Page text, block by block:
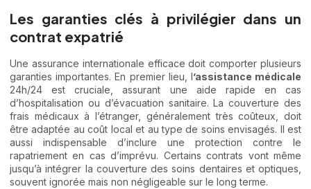
Les garanties clés à privilégier dans un
contrat expatrié
Une assurance internationale efficace doit comporter plusieurs
garanties importantes. En premier lieu, l’assistance médicale
24h/24 est cruciale, assurant une aide rapide en cas
d’hospitalisation ou d’évacuation sanitaire. La couverture des
frais médicaux à l’étranger, généralement très coûteux, doit
être adaptée au coût local et au type de soins envisagés. Il est
aussi indispensable d’inclure une protection contre le
rapatriement en cas d’imprévu. Certains contrats vont même
jusqu’à intégrer la couverture des soins dentaires et optiques,
souvent ignorée mais non négligeable sur le long terme.